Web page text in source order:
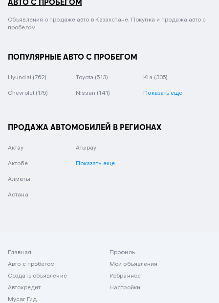
АВТО С ПРОБЕГОМ
Объявления о продаже авто в Казахстане. Покупка и продажа авто с
пробегом.
ПОПУЛЯРНЫЕ АВТО С ПРОБЕГОМ
Hyundai (762) Toyota (513) Kia (335)
Chevrolet (175) Nissan (141) Показать еще
ПРОДАЖА АВТОМОБИЛЕЙ В РЕГИОНАХ
Актау
Актобе
Алматы
Астана
Атырау
Показать еще
Главная
Авто с пробегом
Создать объявление
Автокредит
Mycar Гид
Профиль
Мои объявления
Избранное
Настройки